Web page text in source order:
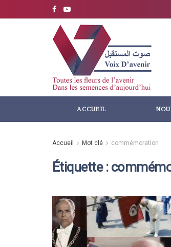
ACCUEIL
Accueil Mot clé commémoration
Étiquette :